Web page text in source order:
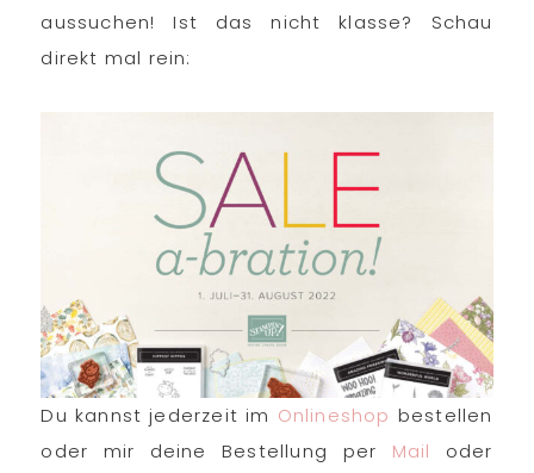
aussuchen! Ist das nicht klasse? Schau
direkt mal rein:
Du kannst jederzeit im Onlineshop bestellen
oder mir deine Bestellung per Mail oder